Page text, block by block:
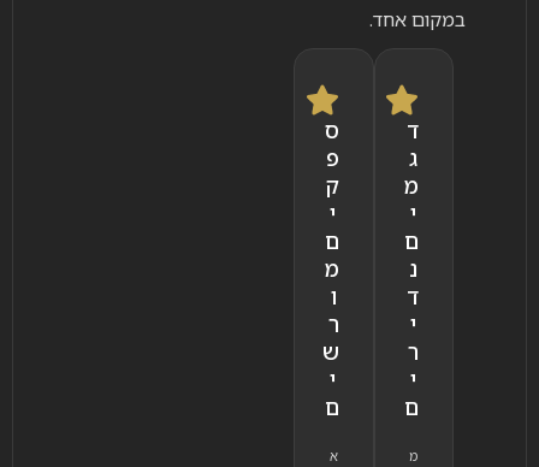
במקום אחד.
ד
ג
מ
י
ם
נ
ד
י
ר
י
ם
מ
ס
פ
ק
י
ם
מ
ו
ר
ש
י
ם
א